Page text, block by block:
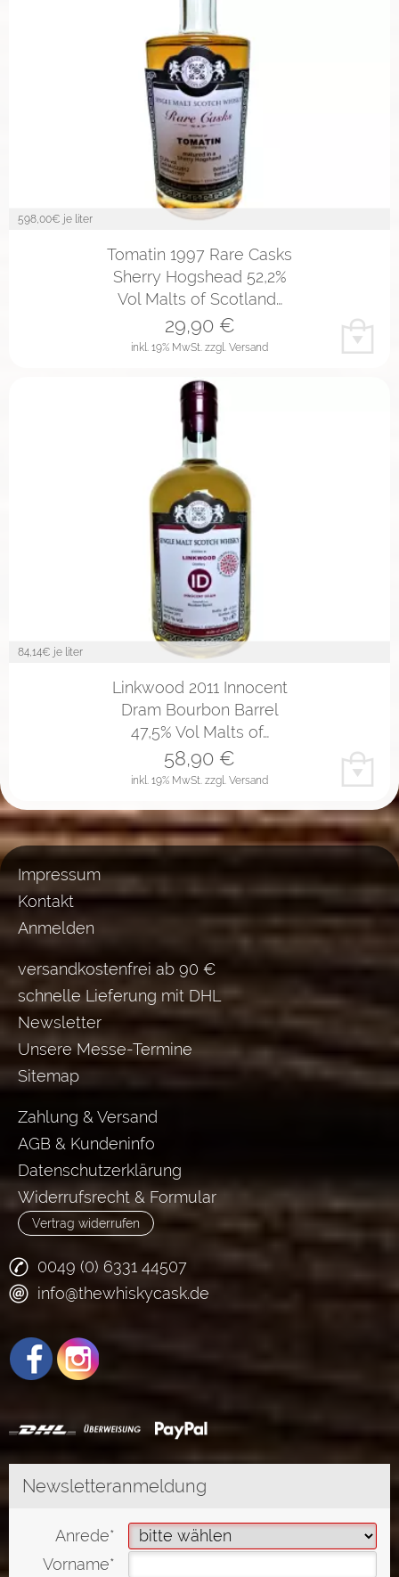
598,00€ je liter
Tomatin 1997 Rare Casks
Sherry Hogshead 52,2%
Vol Malts of Scotland…
inkl. 19% MwSt. zzgl. Versand
29,90€
84,14€ je liter
Linkwood 2011 Innocent
Dram Bourbon Barrel
47,5% Vol Malts of…
inkl. 19% MwSt. zzgl. Versand
58,90 €
Impressum
Kontakt
Anmelden
versandkostenfrei ab 90 €
schnelle Lieferung mit DHL
Newsletter
Unsere Messe-Termine
Sitemap
Zahlung & Versand
AGB & Kundeninfo
Datenschutzerklärung
Widerrufsrecht & Formular
Vertrag widerrufen
0049 (0) 6331 44507
info@thewhiskycask.de